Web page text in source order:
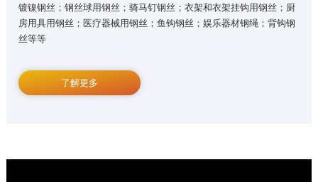
镀镍钢丝；钢丝球用钢丝；骑马钉钢丝；衣架和衣架挂钩用钢丝；厨
房用具用钢丝；医疗器械用钢丝；鱼钩钢丝；娱乐器材钢绳；背钩钢
丝等等
了解更多